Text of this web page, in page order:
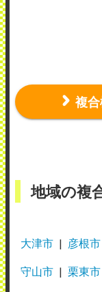
複
地域の複
大津市 彦根市
守山市 栗東市